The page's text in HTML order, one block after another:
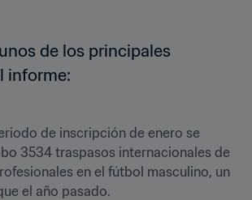
de los principales
informe:
de inscripción de enero se
3534 traspasos internacionales de
en el fútbol masculino, un
el año pasado.